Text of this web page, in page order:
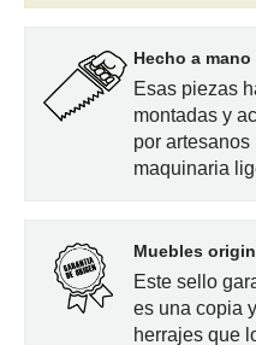
Hecho a
Esas piezas
montadas y
por
maquinaria
Muebles
Este sello
es una copia
herrajes que